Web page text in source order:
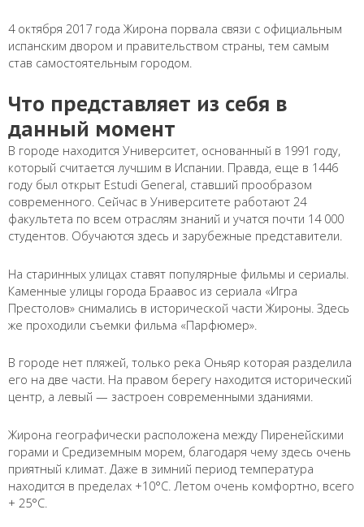
4 октября 2017 года Жирона порвала связи с официальным
испанским двором и правительством страны, тем самым
став самостоятельным городом.
Что представляет из себя в
данный момент
В городе находится Университет, основанный в 1991 году,
который считается лучшим в Испании. Правда, еще в 1446
году был открыт Estudi General, ставший прообразом
современного. Сейчас в Университете работают 24
факультета по всем отраслям знаний и учатся почти 14 000
студентов. Обучаются здесь и зарубежные представители.
На старинных улицах ставят популярные фильмы и сериалы.
Каменные улицы города Браавос из сериала «Игра
Престолов» снимались в исторической части Жироны. Здесь
же проходили съемки фильма «Парфюмер».
В городе нет пляжей, только река Оньяр которая разделила
его на две части. На правом берегу находится исторический
центр, а левый — застроен современными зданиями.
Жирона географически расположена между Пиренейскими
горами и Средиземным морем, благодаря чему здесь очень
приятный климат. Даже в зимний период температура
находится в пределах +10°С. Летом очень комфортно, всего
+ 25°С.